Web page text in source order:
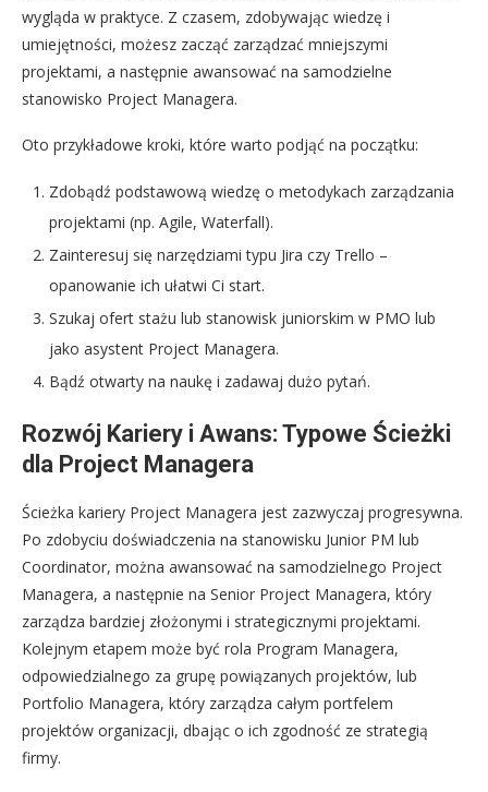
wygląda w praktyce. Z czasem, zdobywając wiedzę i
umiejętności, możesz zacząć zarządzać mniejszymi
projektami, a następnie awansować na samodzielne
stanowisko Project Managera.
Oto przykładowe kroki, które warto podjąć na początku:
Zdobądź podstawową wiedzę o metodykach zarządzania
projektami (np. Agile, Waterfall).
Zainteresuj się narzędziami typu Jira czy Trello –
opanowanie ich ułatwi Ci start.
Szukaj ofert stażu lub stanowisk juniorskim w PMO lub
jako asystent Project Managera.
Bądź otwarty na naukę i zadawaj dużo pytań.
Rozwój Kariery i Awans: Typowe Ścieżki
dla Project Managera
Ścieżka kariery Project Managera jest zazwyczaj progresywna.
Po zdobyciu doświadczenia na stanowisku Junior PM lub
Coordinator, można awansować na samodzielnego Project
Managera, a następnie na Senior Project Managera, który
zarządza bardziej złożonymi i strategicznymi projektami.
Kolejnym etapem może być rola Program Managera,
odpowiedzialnego za grupę powiązanych projektów, lub
Portfolio Managera, który zarządza całym portfelem
projektów organizacji, dbając o ich zgodność ze strategią
firmy.